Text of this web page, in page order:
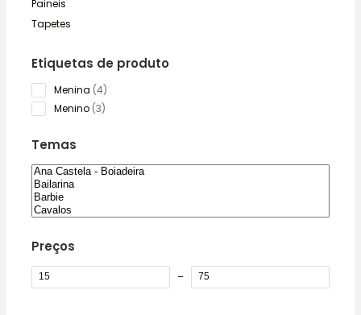
Paineis
Tapetes
Etiquetas de produto
Menina 44
products
Menino 33
Temas
Preços
–